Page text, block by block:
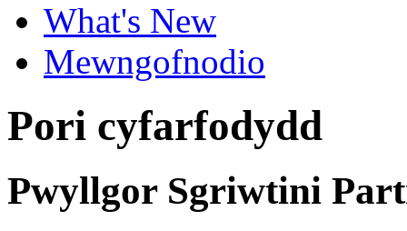
What's New
Mewngofnodio
Pori cyfarfodydd
Pwyllgor Sgriwtini